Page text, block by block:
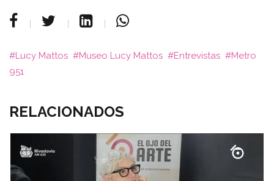
Lucy Mattos Museo Lucy Mattos Entrevistas
Metro
951
RELACIONADOS